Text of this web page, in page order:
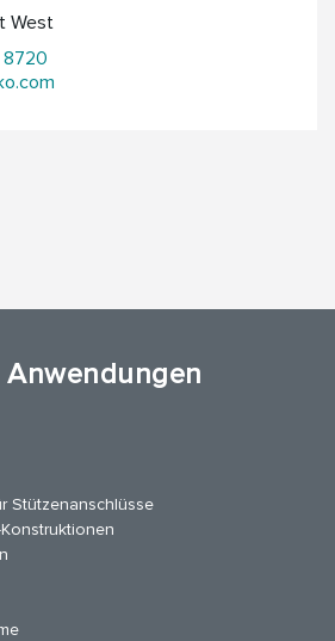
West
Stützen­anschlüsse